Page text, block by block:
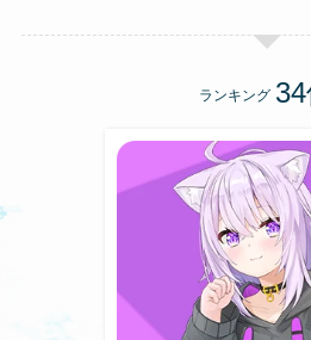
ランキング